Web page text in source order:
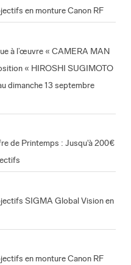
en monture Canon RF
à l’œuvre « CAMERA MAN
« HIROSHI SUGIMOTO
dimanche 13 septembre
de Printemps : Jusqu'à 200€
SIGMA Global Vision en
en monture Canon RF